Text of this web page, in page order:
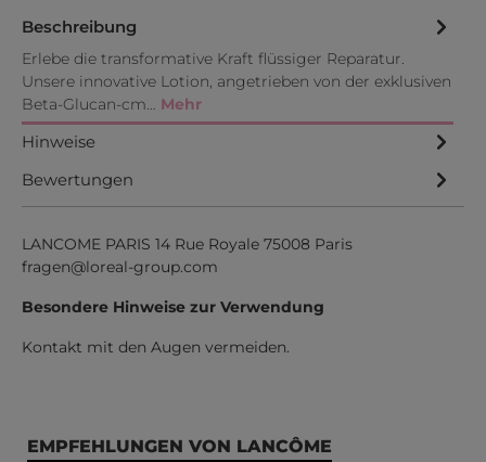
Beschreibung
Erlebe die transformative Kraft flüssiger Reparatur.
Unsere innovative Lotion, angetrieben von der exklusiven
Beta-Glucan-cm… Mehr
Hinweise
Bewertungen
LANCOME PARIS 14 Rue Royale 75008 Paris
fragen@loreal-group.com
Besondere Hinweise zur Verwendung
Kontakt mit den Augen vermeiden.
Produktgalerie überspringen
EMPFEHLUNGEN VON LANCÔME